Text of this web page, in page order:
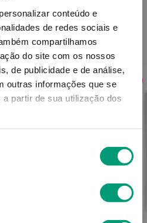
conteúdo e
de redes sociais e
compartilhamos
do site com os nossos
de publicidade e de análise,
outras informações que se
partir de sua utilização dos
GOSTAR